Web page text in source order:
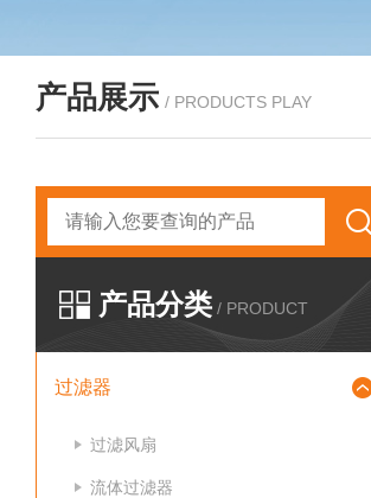
产品展示 / PRODUCTS PLAY
产品分类 / PRODUCT
过滤器
过滤风扇
流体过滤器